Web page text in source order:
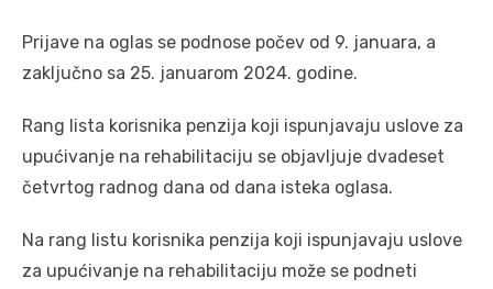
Prijave na oglas se podnose počev od 9. januara, a
zaključno sa 25. januarom 2024. godine.
Rang lista korisnika penzija koji ispunjavaju uslove za
upućivanje na rehabilitaciju se objavljuje dvadeset
četvrtog radnog dana od dana isteka oglasa.
Na rang listu korisnika penzija koji ispunjavaju uslove
za upućivanje na rehabilitaciju može se podneti